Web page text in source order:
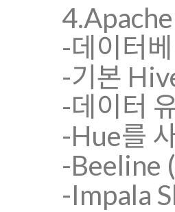
-데이터
-기본
-데이터
-Hue를
-Beeline
-Impala